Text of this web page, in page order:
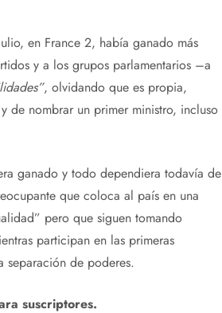
en France 2, había ganado más
y a los grupos parlamentarios –a
, olvidando que es propia,
de nombrar un primer ministro, incluso
ganado y todo dependiera todavía de
que coloca al país en una
pero que siguen tomando
participan en las primeras
de poderes.
suscriptores.